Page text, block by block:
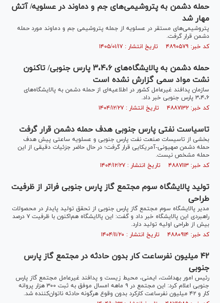
حمله دشمن به پتروشیمی‌های جم و دماوند در عسلویه/ آتش
مهار شد
پتروشیمی‌های مستقر در عسلویه از جمله پتروشیمی جم و دماوند مورد حمله
دشمن قرار گرفت.
کد خبر: ۴۸۹۰۵۷۹ تاریخ انتشار : ۱۴۰۵/۰۱/۱۷
حمله دشمن به پالایشگاه‌های ۳،۴،۶ پارس جنوبی/ تاکنون
نشت مواد سمی گزارش نشده است
سازمان پدافند غیرعامل کشور در اطلاعیه‌ای از حمله دشمن به پالایشگاه‌های
۳،۴،۶ پارس جنوبی خبر داد.
کد خبر: ۴۸۸۷۱۳۲ تاریخ انتشار : ۱۴۰۴/۱۲/۲۷
تاسیاست نفتی پارس جنوبی هدف حمله دشمن قرار گرفت
بخشی از تاسیسات صنعت نفت پارس جنوبی و عسلویه ساعتی پیش هدف
حمله دشمن صهیونی-آمریکایی قرار گرفت؛ در حال حاضر جزئیات دقیقی از این
حمله مشخص نیست.
کد خبر: ۴۸۸۷۱۱۳ تاریخ انتشار : ۱۴۰۴/۱۲/۲۷
تولید پالایشگاه سوم مجتمع گاز پارس جنوبی فراتر از ظرفیت
طراحی
مدیر پالایشگاه سوم مجتمع گاز پارس جنوبی از تحقق تولید پایدار در محصولات
راهبردی این پالایشگاه خبر داد و گفت: این پالایشگاه هم‌اکنون با ظرفیت ۷ درصد
بیش از طراحی اولیه تولید دارد.
کد خبر: ۴۸۸۰۹۱۴ تاریخ انتشار : ۱۴۰۴/۱۱/۲۰
۴۲ میلیون نفرساعت کار بدون حادثه در مجتمع گاز پارس
جنوبی
رئیس امور بهداشت، ایمنی، محیط زیست و پدافند غیرعامل مجتمع گاز پارس
جنوبی اعلام کرد: این مجتمع در ۹ ماهه امسال موفق به ثبت ۳۰۰ هزار پروانه
کار و ۴۲ میلیون نفرساعت کارکرد بدون وقوع هرگونه حادثه ناتوان‌کننده شد.